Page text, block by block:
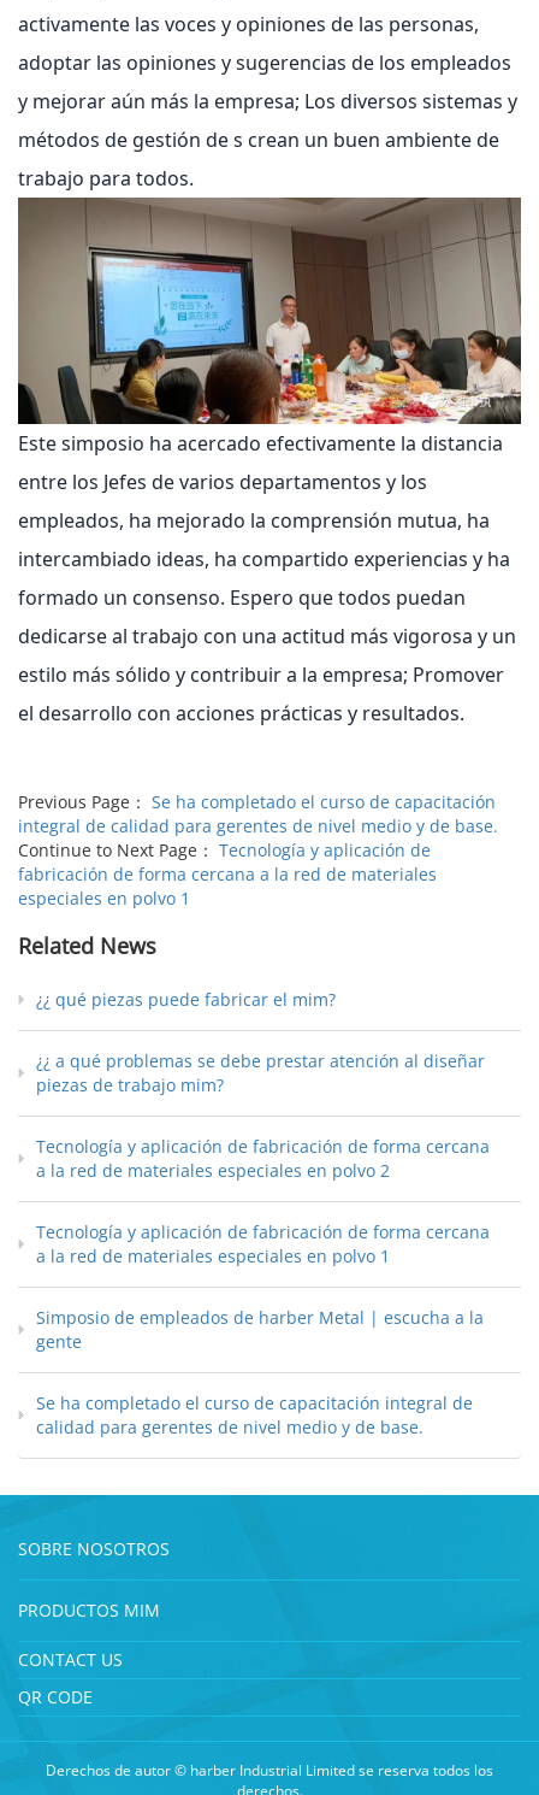
activamente las voces y opiniones de las personas,
adoptar las opiniones y sugerencias de los empleados
y mejorar aún más la empresa; Los diversos sistemas y
métodos de gestión de s crean un buen ambiente de
trabajo para todos.
Este simposio ha acercado efectivamente la distancia
entre los Jefes de varios departamentos y los
empleados, ha mejorado la comprensión mutua, ha
intercambiado ideas, ha compartido experiencias y ha
formado un consenso. Espero que todos puedan
dedicarse al trabajo con una actitud más vigorosa y un
estilo más sólido y contribuir a la empresa; Promover
el desarrollo con acciones prácticas y resultados.
Previous Page： Se ha completado el curso de capacitación
integral de calidad para gerentes de nivel medio y de base.
Continue to Next Page： Tecnología y aplicación de
fabricación de forma cercana a la red de materiales
especiales en polvo 1
Related News
¿¿ qué piezas puede fabricar el mim?
¿¿ a qué problemas se debe prestar atención al diseñar
piezas de trabajo mim?
Tecnología y aplicación de fabricación de forma cercana
a la red de materiales especiales en polvo 2
Tecnología y aplicación de fabricación de forma cercana
a la red de materiales especiales en polvo 1
Simposio de empleados de harber Metal | escucha a la
gente
Se ha completado el curso de capacitación integral de
calidad para gerentes de nivel medio y de base.
SOBRE NOSOTROS
PRODUCTOS MIM
CONTACT US
QR CODE
Derechos de autor © harber Industrial Limited se reserva todos los
derechos.